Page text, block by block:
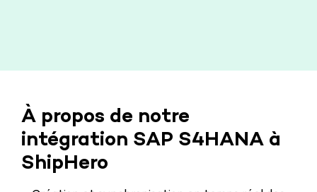
À propos de notre
intégration SAP S4HANA à
ShipHero